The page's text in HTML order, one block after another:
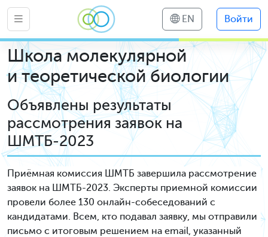
EN Войти
Школа молекулярной
и теоретической биологии
Объявлены результаты
рассмотрения заявок на
ШМТБ-2023
Приёмная комиссия ШМТБ завершила рассмотрение
заявок на ШМТБ-2023. Эксперты приемной комиссии
провели более 130 онлайн-собеседований с
кандидатами. Всем, кто подавал заявку, мы отправили
письмо с итоговым решением на email, указанный